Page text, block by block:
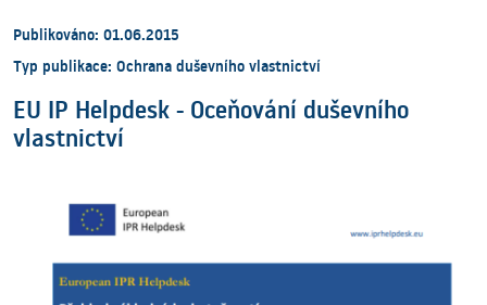
Publikováno: 01.06.2015
Typ publikace: Ochrana duševního vlastnictví
EU IP Helpdesk - Oceňování duševního
vlastnictví